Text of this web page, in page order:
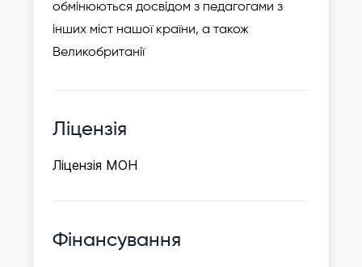
обмінюються досвідом з педагогами з
інших міст нашої країни, а також
Великобританії
Ліцензія
Ліцензія МОН
Фінансування